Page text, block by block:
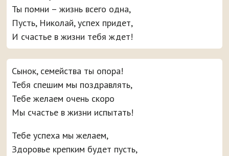
Ты помни – жизнь всего одна,
Пусть, Николай, успех придет,
И счастье в жизни тебя ждет!
Сынок, семейства ты опора!
Тебя спешим мы поздравлять,
Тебе желаем очень скоро
Мы счастье в жизни испытать!
Тебе успеха мы желаем,
Здоровье крепким будет пусть,